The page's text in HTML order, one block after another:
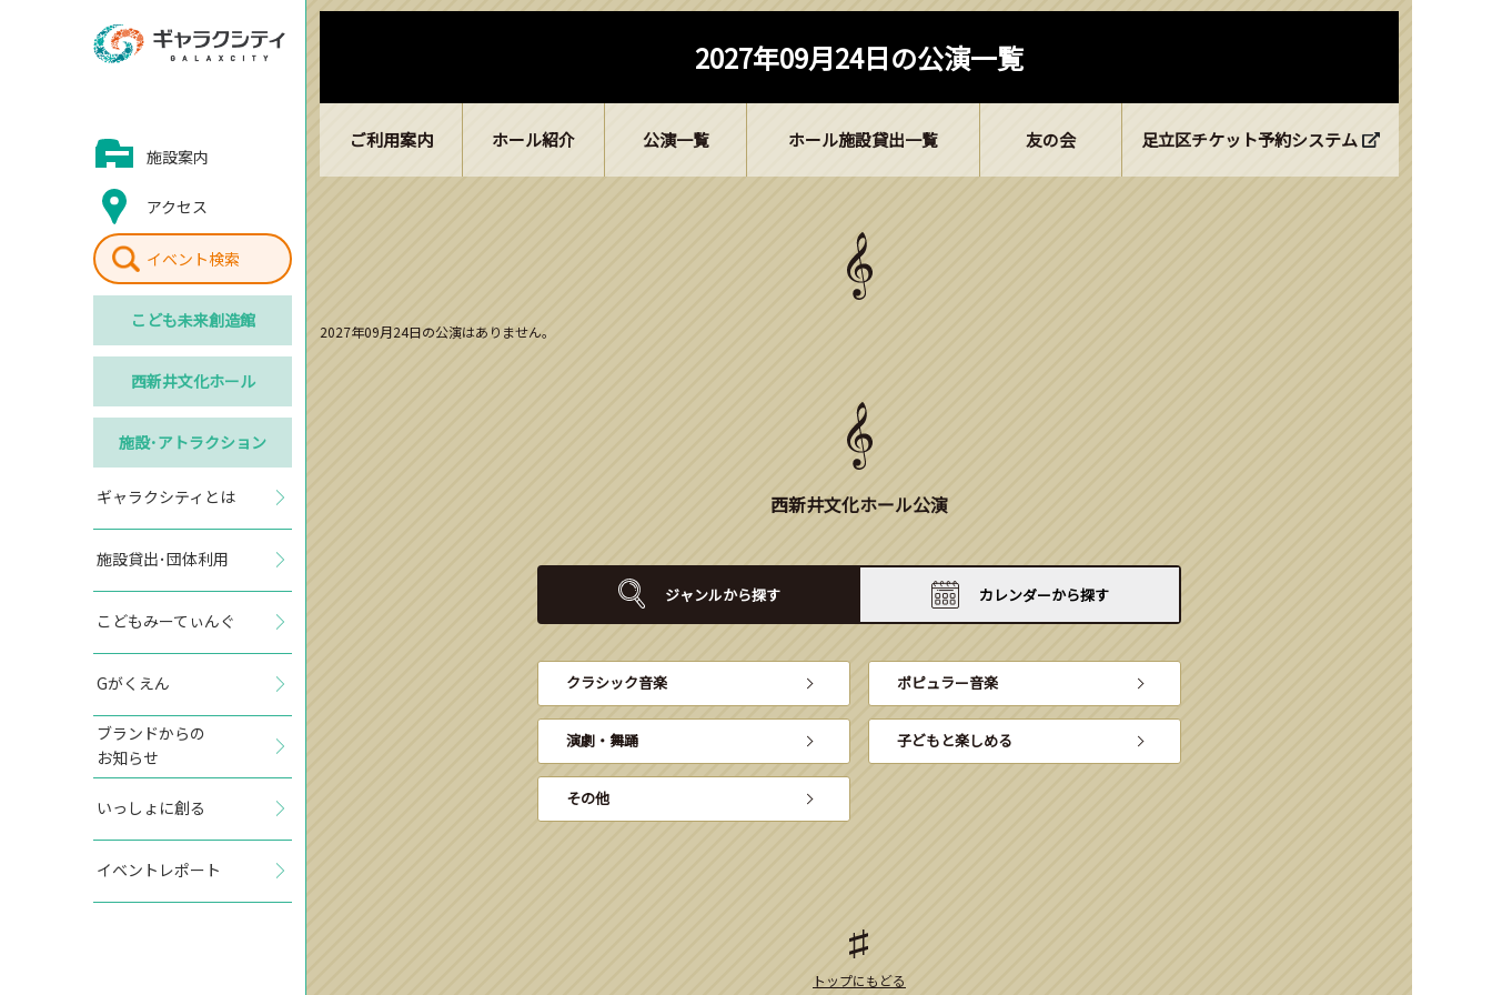
施設案内
アクセス
イベント検索
こども未来創造館
西新井文化ホール
施設･アトラクション
ギャラクシティとは
施設貸出･団体利用
こどもみーてぃんぐ
Gがくえん
ブランドからの
お知らせ
いっしょに創る
イベントレポート
2027年09月24日の公演一覧
ご利用案内 ホール紹介 公演一覧 ホール施設貸出一覧 友の会 足立区チケット予約システム
2027年09月24日の公演はありません。
西新井文化ホール公演
ジャンルから探す カレンダーから探す
クラシック音楽 ポピュラー音楽
演劇・舞踊 子どもと楽しめる
その他
トップにもどる